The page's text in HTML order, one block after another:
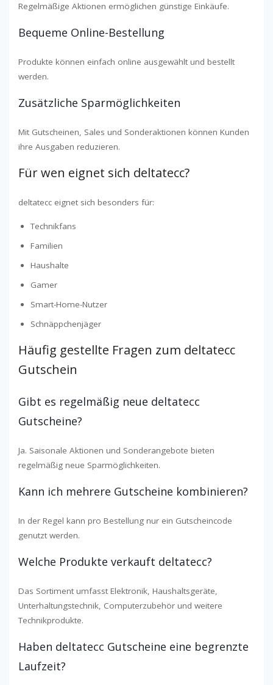
Regelmäßige Aktionen ermöglichen günstige Einkäufe.
Bequeme Online-Bestellung
Produkte können einfach online ausgewählt und bestellt
werden.
Zusätzliche Sparmöglichkeiten
Mit Gutscheinen, Sales und Sonderaktionen können Kunden
ihre Ausgaben reduzieren.
Für wen eignet sich deltatecc?
deltatecc eignet sich besonders für:
Technikfans
Familien
Haushalte
Gamer
Smart-Home-Nutzer
Schnäppchenjäger
Häufig gestellte Fragen zum deltatecc
Gutschein
Gibt es regelmäßig neue deltatecc
Gutscheine?
Ja. Saisonale Aktionen und Sonderangebote bieten
regelmäßig neue Sparmöglichkeiten.
Kann ich mehrere Gutscheine kombinieren?
In der Regel kann pro Bestellung nur ein Gutscheincode
genutzt werden.
Welche Produkte verkauft deltatecc?
Das Sortiment umfasst Elektronik, Haushaltsgeräte,
Unterhaltungstechnik, Computerzubehör und weitere
Technikprodukte.
Haben deltatecc Gutscheine eine begrenzte
Laufzeit?